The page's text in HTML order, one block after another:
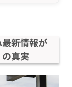
新情報が
真実